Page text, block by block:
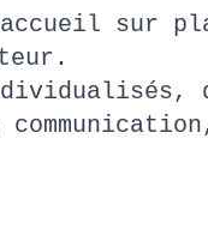
sur